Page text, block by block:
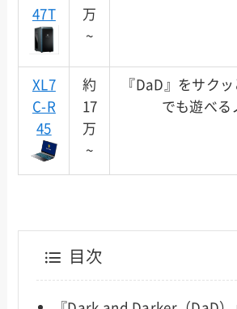
47T
万
~
XL7
C-R
45
約
17
万
~
『DaD』をサク
でも遊べる
目次